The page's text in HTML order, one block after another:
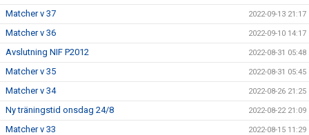
Matcher v 37 2022-09-13 21:17
Matcher v 36 2022-09-10 14:17
Avslutning NIF P2012 2022-08-31 05:48
Matcher v 35 2022-08-31 05:45
Matcher v 34 2022-08-26 21:25
Ny träningstid onsdag 24/8 2022-08-22 21:09
Matcher v 33 2022-08-15 11:29